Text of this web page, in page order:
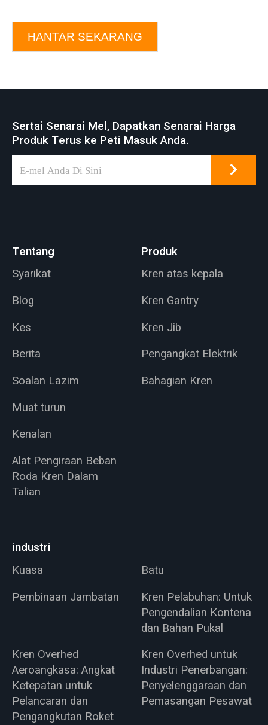
HANTAR SEKARANG
Sertai Senarai Mel, Dapatkan Senarai Harga
Produk Terus ke Peti Masuk Anda.
Tentang
Syarikat
Blog
Kes
Berita
Soalan Lazim
Muat turun
Kenalan
Alat Pengiraan Beban
Roda Kren Dalam
Talian
Produk
Kren atas kepala
Kren Gantry
Kren Jib
Pengangkat Elektrik
Bahagian Kren
industri
Kuasa
Batu
Pembinaan Jambatan
Kren Pelabuhan: Untuk
Pengendalian Kontena
dan Bahan Pukal
Kren Overhed
Aeroangkasa: Angkat
Ketepatan untuk
Pelancaran dan
Pengangkutan Roket
Kren Overhed untuk
Industri Penerbangan:
Penyelenggaraan dan
Pemasangan Pesawat